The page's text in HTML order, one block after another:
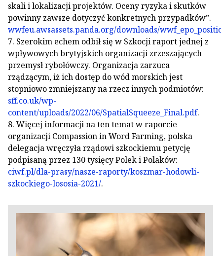
skali i lokalizacji projektów. Oceny ryzyka i skutków
powinny zawsze dotyczyć konkretnych przypadków”.
wwfeu.awsassets.panda.org/downloads/
7. Szerokim echem odbił się w Szkocji raport jednej z
wpływowych brytyjskich organizacji zrzeszających
przemysł rybołówczy. Organizacja zarzuca
rządzącym, iż ich dostęp do wód morskich jest
stopniowo zmniejszany na rzecz innych podmiotów:
sff.co.uk/wp-
content/uploads/2022/06/SpatialSqueeze_Final.pdf.
8. Więcej informacji na ten temat w raporcie
organizacji Compassion in Word Farming, polska
delegacja wręczyła rządowi szkockiemu petycję
podpisaną przez 130 tysięcy Polek i Polaków:
ciwf.pl/dla-prasy/nasze-raporty/koszmar-hodowli-
szkockiego-lososia-2021/.